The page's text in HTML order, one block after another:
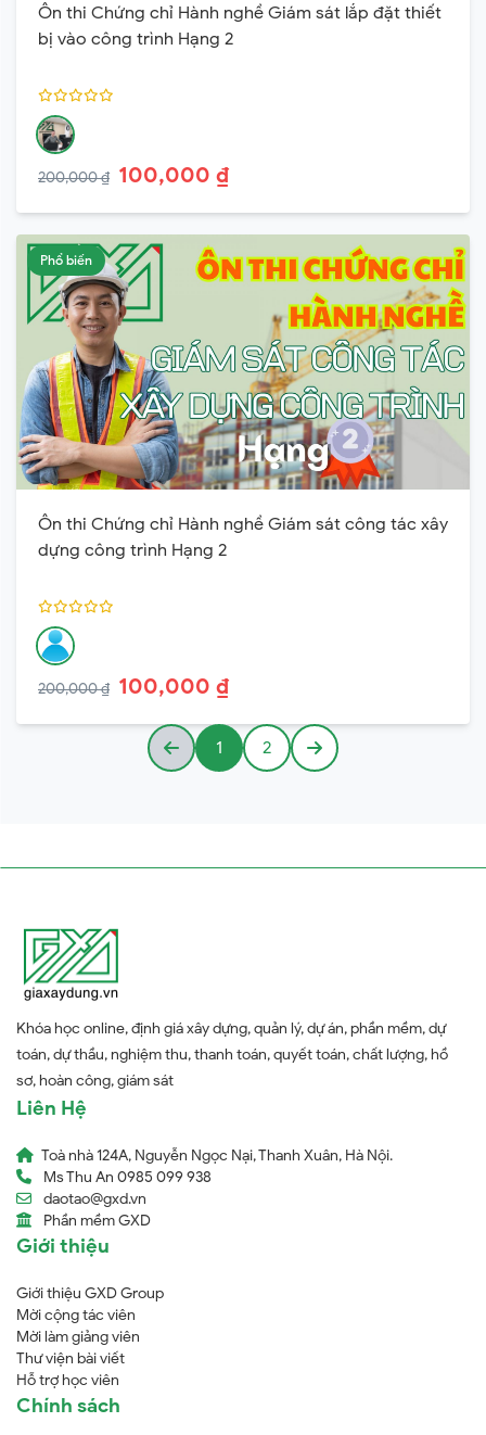
Ôn thi Chứng chỉ Hành nghề Giám sát lắp đặt thiết
bị vào công trình Hạng 2
200,000 ₫ 100,000 ₫
Phổ biến
Ôn thi Chứng chỉ Hành nghề Giám sát công tác xây
dựng công trình Hạng 2
200,000 ₫ 100,000 ₫
1 2
Khóa học online, định giá xây dựng, quản lý, dự án, phần mềm, dự
toán, dự thầu, nghiệm thu, thanh toán, quyết toán, chất lượng, hồ
sơ, hoàn công, giám sát
Liên Hệ
Toà nhà 124A, Nguyễn Ngọc Nại, Thanh Xuân, Hà Nội.
Ms Thu An 0985 099 938
daotao@gxd.vn
Phần mềm GXD
Giới thiệu
Giới thiệu GXD Group
Mời cộng tác viên
Mời làm giảng viên
Thư viện bài viết
Hỗ trợ học viên
Chính sách